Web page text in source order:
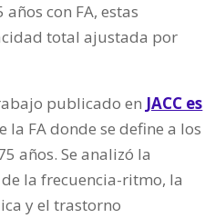
con FA, estas
total ajustada por
publicado en JACC es
la FA donde se define a los
años. Se analizó la
la frecuencia-ritmo, la
y el trastorno